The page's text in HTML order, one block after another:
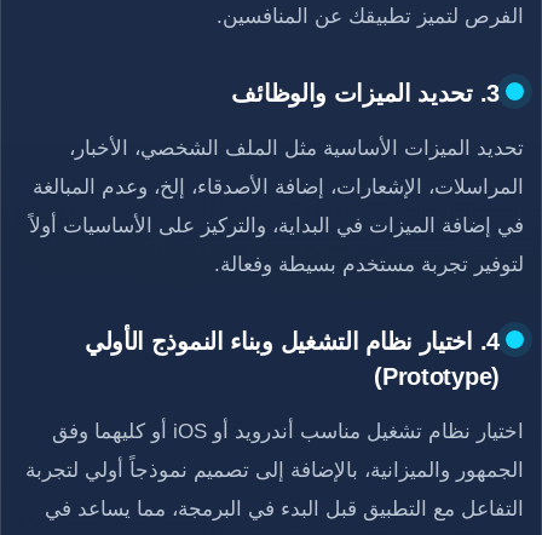
الفرص لتميز تطبيقك عن المنافسين.
3. تحديد الميزات والوظائف
تحديد الميزات الأساسية مثل الملف الشخصي، الأخبار،
المراسلات، الإشعارات، إضافة الأصدقاء، إلخ، وعدم المبالغة
في إضافة الميزات في البداية، والتركيز على الأساسيات أولاً
لتوفير تجربة مستخدم بسيطة وفعالة.
4. اختيار نظام التشغيل وبناء النموذج الأولي
(Prototype)
اختيار نظام تشغيل مناسب أندرويد أو iOS أو كليهما وفق
الجمهور والميزانية، بالإضافة إلى تصميم نموذجاً أولي لتجربة
التفاعل مع التطبيق قبل البدء في البرمجة، مما يساعد في